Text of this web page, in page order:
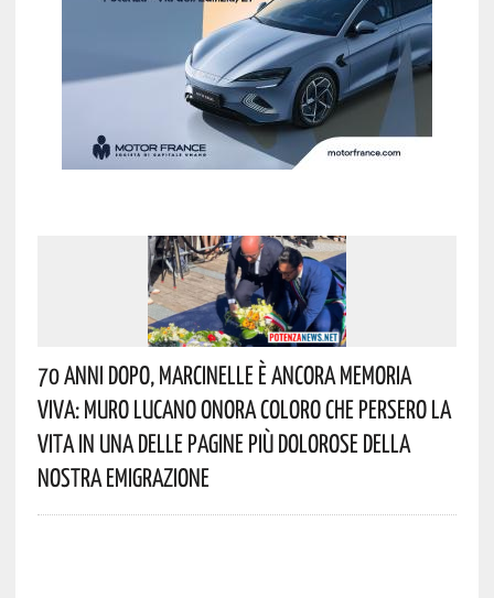
70 Anni Dopo, Marcinelle È Ancora Memoria
Viva: Muro Lucano Onora Coloro Che Persero La
Vita In Una Delle Pagine Più Dolorose Della
Nostra Emigrazione